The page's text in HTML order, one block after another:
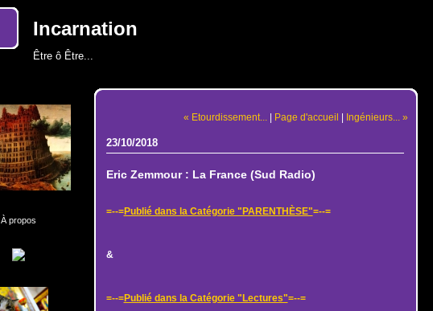
Incarnation
Être ô Être...
À propos
« Etourdissement... | Page d'accueil | Ingénieurs... »
23/10/2018
Eric Zemmour : La France (Sud Radio)
=--=Publié dans la Catégorie "PARENTHÈSE"=--=
&
=--=Publié dans la Catégorie "Lectures"=--=